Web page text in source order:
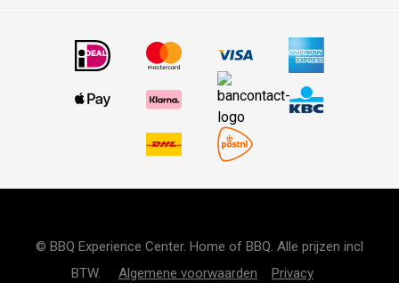
© BBQ Experience Center. Home of BBQ. Alle prijzen incl
BTW. Algemene voorwaarden
Privacy